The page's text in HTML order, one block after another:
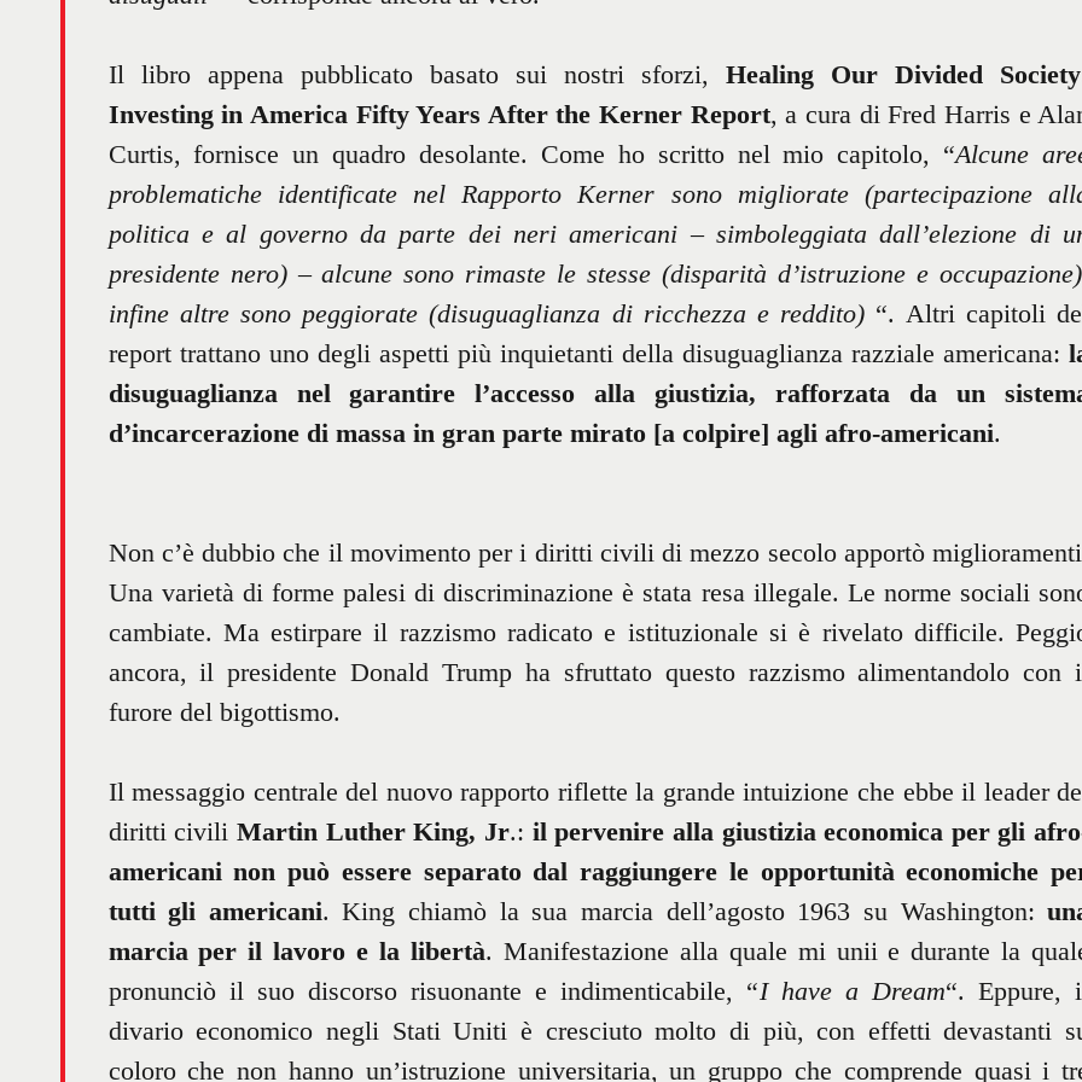
Il libro appena pubblicato basato sui nostri sforzi, Healing Our Divided
Investing in America Fifty Years After the Kerner Report, a cura di Fred Harris e
Curtis, fornisce un quadro desolante. Come ho scritto nel mio capitolo, “Alcune
problematiche identificate nel Rapporto Kerner sono migliorate (partecipazione
politica e al governo da parte dei neri americani – simboleggiata dall’elezione di
presidente nero) – alcune sono rimaste le stesse (disparità d’istruzione e
infine altre sono peggiorate (disuguaglianza di ricchezza e reddito) “. Altri capitoli
report trattano uno degli aspetti più inquietanti della disuguaglianza razziale americana:
disuguaglianza nel garantire l’accesso alla giustizia, rafforzata da un
d’incarcerazione di massa in gran parte mirato [a colpire] agli afro-americani.
Non c’è dubbio che il movimento per i diritti civili di mezzo secolo apportò
Una varietà di forme palesi di discriminazione è stata resa illegale. Le norme sociali
cambiate. Ma estirpare il razzismo radicato e istituzionale si è rivelato difficile.
ancora, il presidente Donald Trump ha sfruttato questo razzismo alimentandolo con
furore del bigottismo.
Il messaggio centrale del nuovo rapporto riflette la grande intuizione che ebbe il leader
diritti civili Martin Luther King, Jr.: il pervenire alla giustizia economica per gli
americani non può essere separato dal raggiungere le opportunità economiche
tutti gli americani. King chiamò la sua marcia dell’agosto 1963 su Washington:
marcia per il lavoro e la libertà. Manifestazione alla quale mi unii e durante la
pronunciò il suo discorso risuonante e indimenticabile, “I have a Dream“. Eppure,
divario economico negli Stati Uniti è cresciuto molto di più, con effetti devastanti
coloro che non hanno un’istruzione universitaria, un gruppo che comprende quasi i